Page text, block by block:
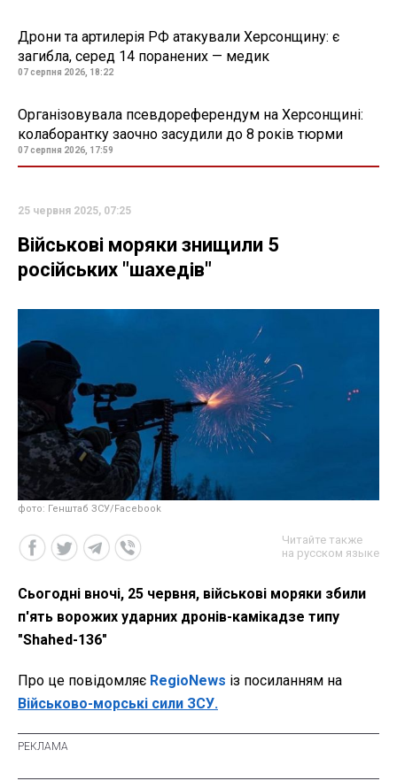
Дрони та артилерія РФ атакували Херсонщину: є
загибла, серед 14 поранених — медик
07 серпня 2026, 18:22
Організовувала псевдореферендум на Херсонщині:
колаборантку заочно засудили до 8 років тюрми
07 серпня 2026, 17:59
25 червня 2025, 07:25
Військові моряки знищили 5
російських "шахедів"
фото: Генштаб ЗСУ/Facebook
Читайте также
на русском языке
Сьогодні вночі, 25 червня, військові моряки збили
п'ять ворожих ударних дронів-камікадзе типу
"Shahed-136"
Про це повідомляє RegioNews із посиланням на
Військово-морські сили ЗСУ.